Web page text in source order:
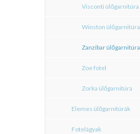
Visconti ülőgarnitúra
Winston ülőgarnitúra
Zanzibar ülőgarnitúra
Zoe fotel
Zorka ülőgarnitúra
Elemes ülőgarnítúrák
Fotelágyak